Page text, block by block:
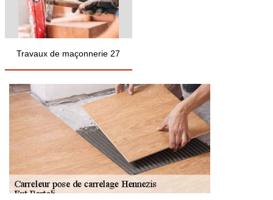
Travaux de maçonnerie 27